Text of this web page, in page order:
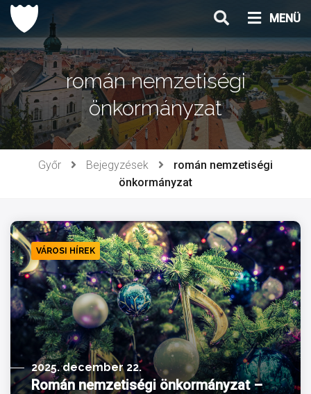
Ugrás
tartalomhoz
MENÜ
román nemzetiségi
önkormányzat
Győr Bejegyzések
román nemzetiségi
önkormányzat
VÁROSI HÍREK
2025. december 22.
Román nemzetiségi önkormányzat –